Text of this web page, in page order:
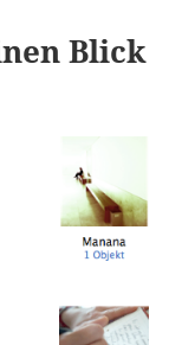
Blick